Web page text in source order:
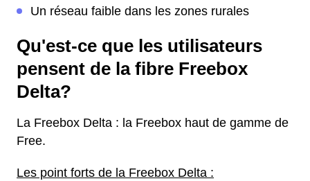
Un réseau faible dans les zones rurales
Qu'est-ce que les utilisateurs
pensent de la fibre Freebox
Delta?
La Freebox Delta : la Freebox haut de gamme de
Free.
Les point forts de la Freebox Delta :